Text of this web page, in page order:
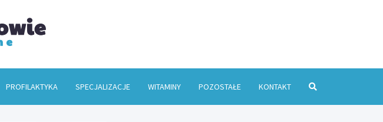
PROFILAKTYKA SPECJALIZACJE WITAMINY POZOSTAŁE KONTAKT